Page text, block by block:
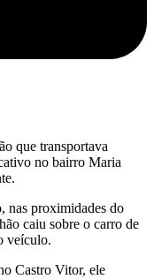
que transportava
no bairro Maria
nas proximidades do
caiu sobre o carro de
veículo.
Castro Vitor, ele